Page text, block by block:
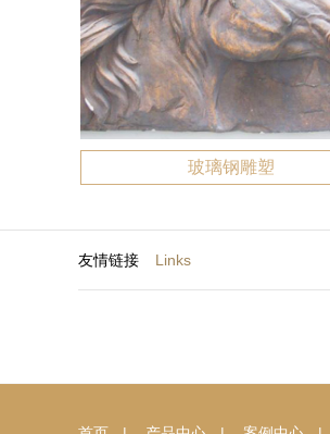
玻璃钢雕塑
友情链接 Links